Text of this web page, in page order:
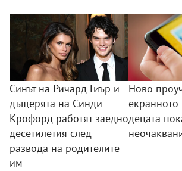
Синът на Ричард Гиър и
дъщерята на Синди
Крофорд работят заедно
десетилетия след
развода на родителите
им
Ново
децата